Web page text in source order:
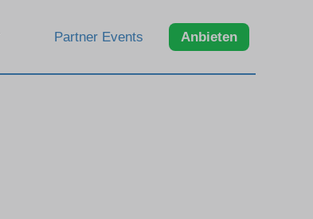
Partner Events Anbieten